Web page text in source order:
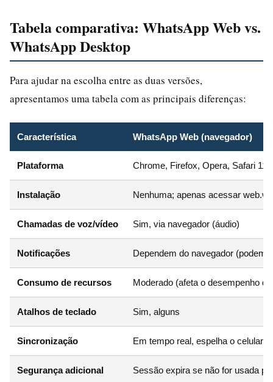
Tabela comparativa: WhatsApp Web vs.
WhatsApp Desktop
Para ajudar na escolha entre as duas versões,
apresentamos uma tabela com as principais diferenças:
Característica WhatsApp Web (navegador)
Plataforma Chrome, Firefox, Opera, Safari 11+
Instalação Nenhuma; apenas acessar
Chamadas de voz/vídeo Sim, via navegador (áudio)
Notificações Dependem do navegador (podem
Consumo de recursos Moderado (afeta o desempenho
Atalhos de teclado Sim, alguns
Sincronização Em tempo real, espelha o celular
Segurança adicional Sessão expira se não for usada